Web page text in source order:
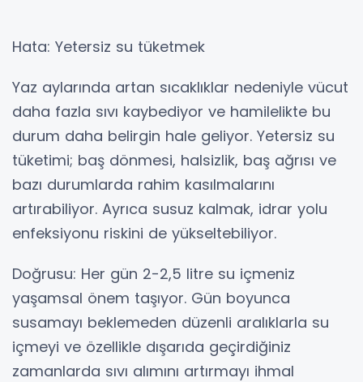
Hata: Yetersiz su tüketmek
Yaz aylarında artan sıcaklıklar nedeniyle vücut
daha fazla sıvı kaybediyor ve hamilelikte bu
durum daha belirgin hale geliyor. Yetersiz su
tüketimi; baş dönmesi, halsizlik, baş ağrısı ve
bazı durumlarda rahim kasılmalarını
artırabiliyor. Ayrıca susuz kalmak, idrar yolu
enfeksiyonu riskini de yükseltebiliyor.
Doğrusu: Her gün 2-2,5 litre su içmeniz
yaşamsal önem taşıyor. Gün boyunca
susamayı beklemeden düzenli aralıklarla su
içmeyi ve özellikle dışarıda geçirdiğiniz
zamanlarda sıvı alımını artırmayı ihmal